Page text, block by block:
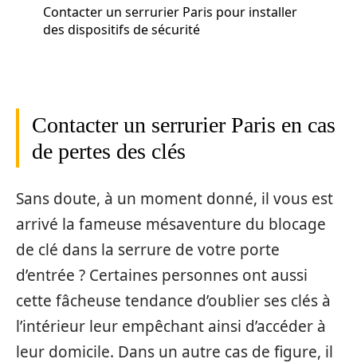
Contacter un serrurier Paris pour installer
des dispositifs de sécurité
Contacter un serrurier Paris en cas
de pertes des clés
Sans doute, à un moment donné, il vous est
arrivé la fameuse mésaventure du blocage
de clé dans la serrure de votre porte
d’entrée ? Certaines personnes ont aussi
cette fâcheuse tendance d’oublier ses clés à
l’intérieur leur empêchant ainsi d’accéder à
leur domicile. Dans un autre cas de figure, il